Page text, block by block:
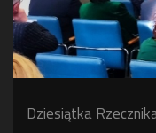
Dziesiątka